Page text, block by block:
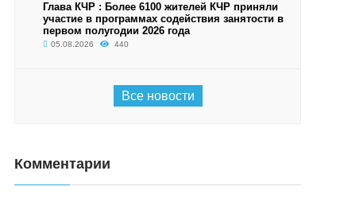
Глава КЧР : Более 6100 жителей КЧР приняли
участие в программах содействия занятости в
первом полугодии 2026 года
05.08.2026 440
Все новости
Комментарии